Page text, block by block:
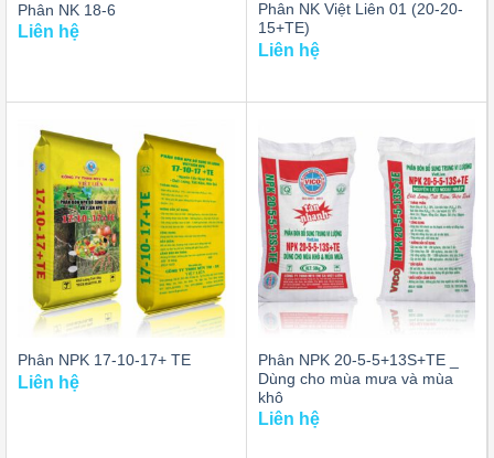
Phân NK 18-6
Liên hệ
Phân NK Việt Liên 01 (20-20-
15+TE)
Liên hệ
Phân NPK 17-10-17+ TE
Liên hệ
Phân NPK 20-5-5+13S+TE _
Dùng cho mùa mưa và mùa
khô
Liên hệ